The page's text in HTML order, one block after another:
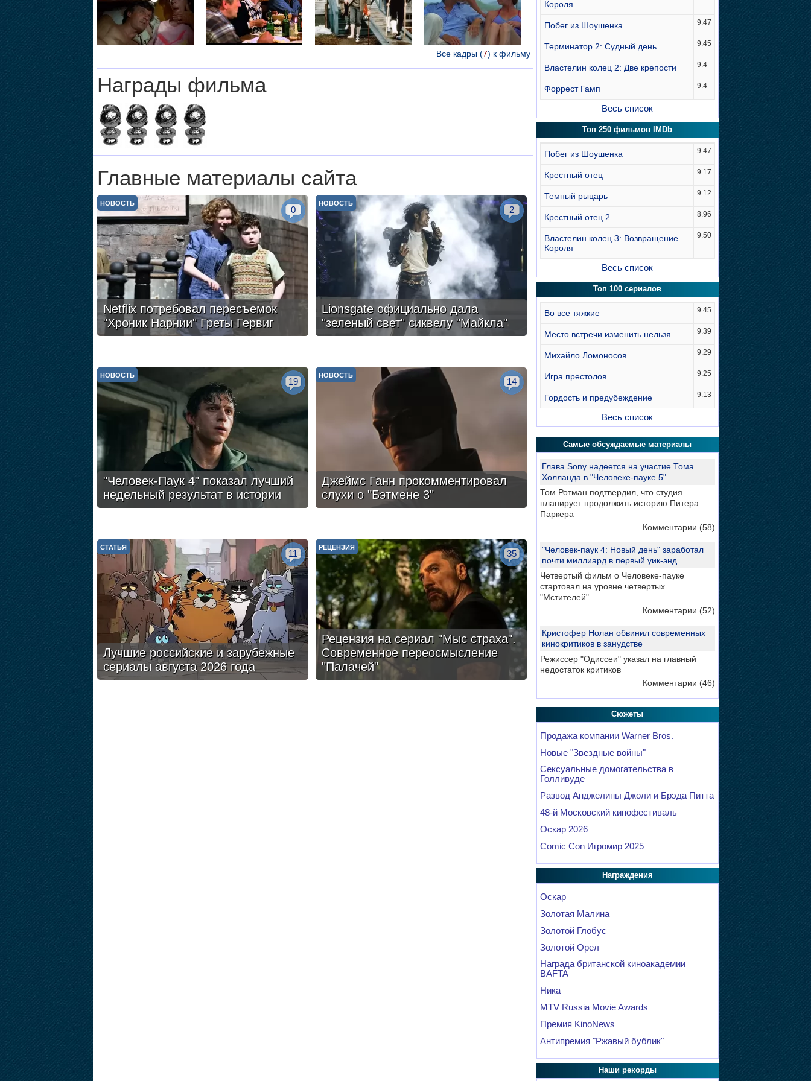
Все кадры (7) к фильму
Награды фильма
Главные материалы сайта
Netflix потребовал пересъемок
"Хроник Нарнии" Греты Гервиг
НОВОСТЬ
0
Lionsgate официально дала
"зеленый свет" сиквелу "Майкла"
НОВОСТЬ
2
"Человек-Паук 4" показал лучший
недельный результат в истории
НОВОСТЬ
19
Джеймс Ганн прокомментировал
слухи о "Бэтмене 3"
НОВОСТЬ
14
Лучшие российские и зарубежные
сериалы августа 2026 года
СТАТЬЯ
11
Рецензия на сериал "Мыс страха".
Современное переосмысление
"Палачей"
РЕЦЕНЗИЯ
35
Короля
Побег из Шоушенка 9.47
Терминатор 2: Судный день 9.45
Властелин колец 2: Две крепости 9.4
Форрест Гамп 9.4
Весь список
Топ 250 фильмов IMDb
Побег из Шоушенка 9.47
Крестный отец 9.17
Темный рыцарь 9.12
Крестный отец 2 8.96
Властелин колец 3: Возвращение
Короля
9.50
Весь список
Топ 100 сериалов
Во все тяжкие 9.45
Место встречи изменить нельзя 9.39
Михайло Ломоносов 9.29
Игра престолов 9.25
Гордость и предубеждение 9.13
Весь список
Самые обсуждаемые материалы
Глава Sony надеется на участие Тома
Холланда в "Человеке-пауке 5"
Том Ротман подтвердил, что студия
планирует продолжить историю Питера
Паркера
Комментарии (58)
"Человек-паук 4: Новый день" заработал
почти миллиард в первый уик-энд
Четвертый фильм о Человеке-пауке
стартовал на уровне четвертых
"Мстителей"
Комментарии (52)
Кристофер Нолан обвинил современных
кинокритиков в занудстве
Режиссер "Одиссеи" указал на главный
недостаток критиков
Комментарии (46)
Сюжеты
Продажа компании Warner Bros.
Новые "Звездные войны"
Сексуальные домогательства в
Голливуде
Развод Анджелины Джоли и Брэда Питта
48-й Московский кинофестиваль
Оскар 2026
Comic Con Игромир 2025
Награждения
Оскар
Золотая Малина
Золотой Глобус
Золотой Орел
Награда британской киноакадемии
BAFTA
Ника
MTV Russia Movie Awards
Премия KinoNews
Антипремия "Ржавый бублик"
Наши рекорды